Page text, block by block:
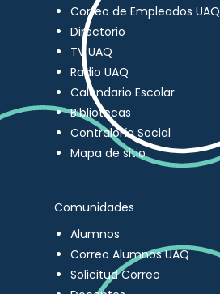
Correo de Empleados UAQ
Directorio
TV UAQ
Radio UAQ
Calendario Escolar
Bibliotecas
Contraloría Social
Mapa de sitio
Comunidades
Alumnos
Correo Alumnos UAQ
Solicitud Correo